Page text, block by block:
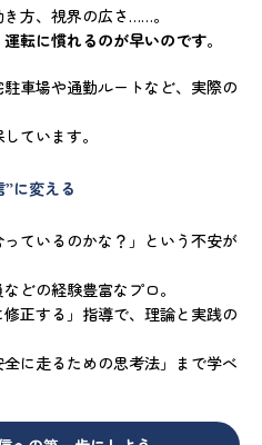
方、視界の広さ……。
運転に慣れるのが早いのです。
車場や通勤ルートなど、実際の
ています。
に変える
ているのかな？」という不安が
どの経験豊富なプロ。
修正する」指導で、理論と実践の
に走るための思考法」まで学べ